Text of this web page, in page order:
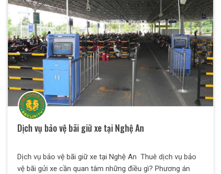
có kinh nghiệm xử lý ùn tắc giao thông, các tình trạng
chen lấn, trộm cắp, móc túi, la hét, say xỉn và phá hoại tài
sản và đuối nước...
Dịch vụ bảo vệ bãi giữ xe tại Nghệ An
Dịch vụ bảo vệ bãi giữ xe tại Nghệ An Thuê dịch vụ bảo
vệ bãi gửi xe cần quan tâm những điều gì? Phương án